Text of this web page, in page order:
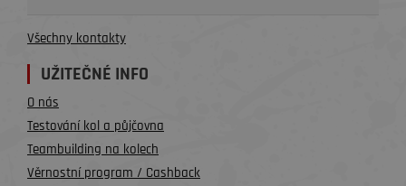
Všechny kontakty
UŽITEČNÉ INFO
O nás
Testování kol a půjčovna
Teambuilding na kolech
Věrnostní program / Cashback